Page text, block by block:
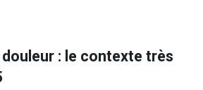
: le contexte très